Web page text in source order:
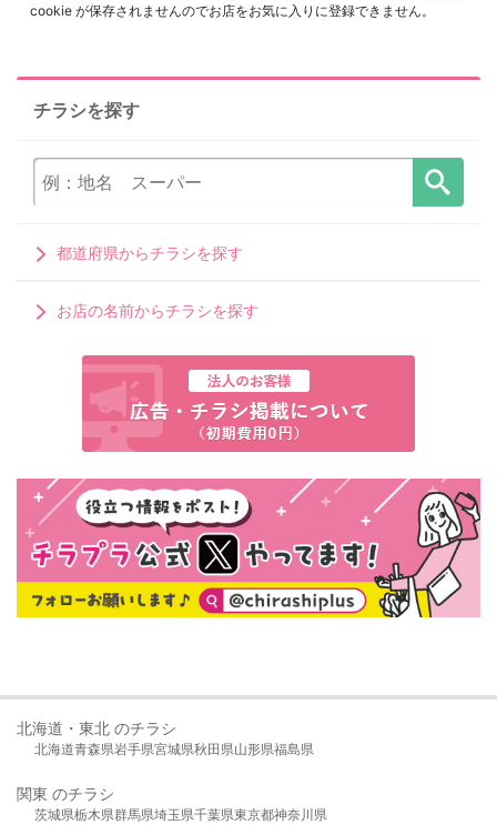
cookie が保存されませんのでお店をお気に入りに登録できません。
チラシを探す
都道府県からチラシを探す
お店の名前からチラシを探す
北海道・東北 のチラシ
北海道青森県岩手県宮城県秋田県山形県福島県
関東 のチラシ
茨城県栃木県群馬県埼玉県千葉県東京都神奈川県